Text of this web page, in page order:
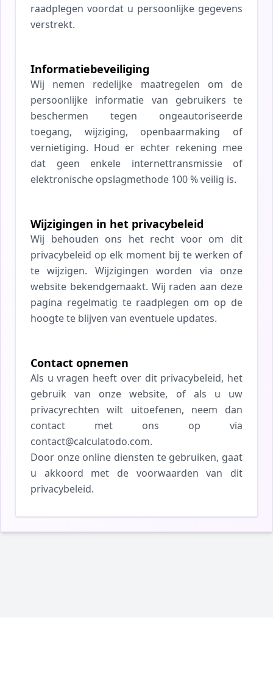
raadplegen voordat u persoonlijke gegevens
verstrekt.
Informatiebeveiliging
Wij nemen redelijke maatregelen om de
persoonlijke informatie van gebruikers te
beschermen tegen ongeautoriseerde
toegang, wijziging, openbaarmaking of
vernietiging. Houd er echter rekening mee
dat geen enkele internettransmissie of
elektronische opslagmethode 100 % veilig is.
Wijzigingen in het privacybeleid
Wij behouden ons het recht voor om dit
privacybeleid op elk moment bij te werken of
te wijzigen. Wijzigingen worden via onze
website bekendgemaakt. Wij raden aan deze
pagina regelmatig te raadplegen om op de
hoogte te blijven van eventuele updates.
Contact opnemen
Als u vragen heeft over dit privacybeleid, het
gebruik van onze website, of als u uw
privacyrechten wilt uitoefenen, neem dan
contact met ons op via
contact@calculatodo.com.
Door onze online diensten te gebruiken, gaat
u akkoord met de voorwaarden van dit
privacybeleid.